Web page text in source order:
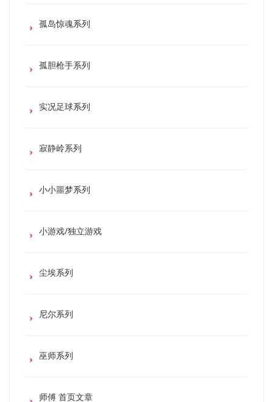
孤岛惊魂系列
孤胆枪手系列
实况足球系列
寂静岭系列
小小噩梦系列
小游戏/独立游戏
尘埃系列
尼尔系列
巫师系列
师傅 首页文章